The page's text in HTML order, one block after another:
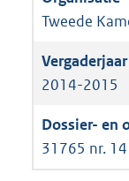
Tweede
2014-2015
31765 nr.